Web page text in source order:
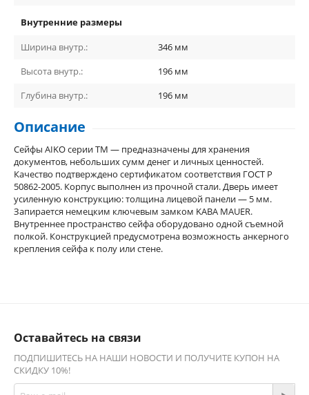
Внутренние размеры
Ширина внутр.:
346 мм
Высота внутр.:
196 мм
Глубина внутр.:
196 мм
Описание
Сейфы AIKO серии TM — предназначены для хранения
документов, небольших сумм денег и личных ценностей.
Качество подтверждено сертификатом соответствия ГОСТ Р
50862-2005. Корпус выполнен из прочной стали. Дверь имеет
усиленную конструкцию: толщина лицевой панели — 5 мм.
Запирается немецким ключевым замком KABA MAUER.
Внутреннее пространство сейфа оборудовано одной съемной
полкой. Конструкцией предусмотрена возможность анкерного
крепления сейфа к полу или стене.
Оставайтесь на связи
ПОДПИШИТЕСЬ НА НАШИ НОВОСТИ И ПОЛУЧИТЕ КУПОН НА
СКИДКУ 10%!